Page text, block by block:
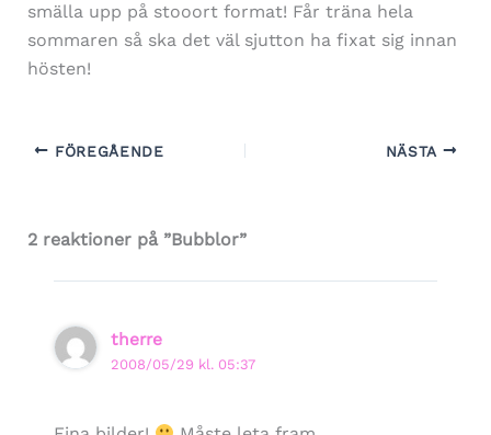
smälla upp på stooort format! Får träna hela
sommaren så ska det väl sjutton ha fixat sig innan
hösten!
FÖREGÅENDE NÄSTA
2 reaktioner på ”Bubblor”
therre
2008/05/29 kl. 05:37